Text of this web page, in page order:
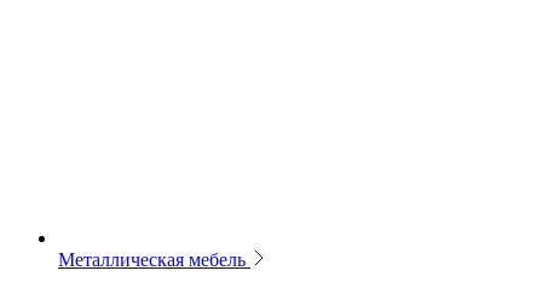
Металлическая мебель